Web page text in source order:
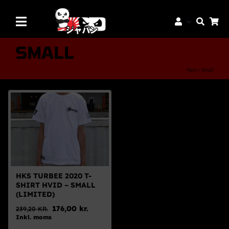
contentToggle
Navigation
Reservedele
Servicedele
K-Truck Dele
Bilpleje
Tilbud
SMALL
Hjem » Small
HKS TURBEE 2020 T-
SHIRT HVID – SMALL
(LIMITED)
239,20KR.
Den
176,00 kr.
Den
Inkl. moms